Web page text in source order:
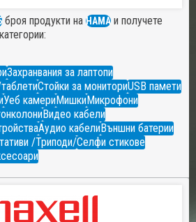
броя продукти на HAMA и получете
Захранвания за лаптопи
Стойки за мониториUSB памети
Уеб камериМишкиМикрофони
Видео кабели
Аудио кабелиВъншни батерии
/Триподи/Селфи стикове